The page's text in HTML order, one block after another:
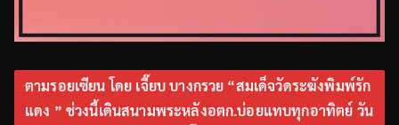
ตามรอยเซียน โดย เจี๊ยบ บางกรวย “สมเด็จวัดระฆังพิมพ์รัก
แดง ” ช่วงนี้เดินสนามพระหลังอตก.บ่อยแทบทุกอาทิตย์ วัน